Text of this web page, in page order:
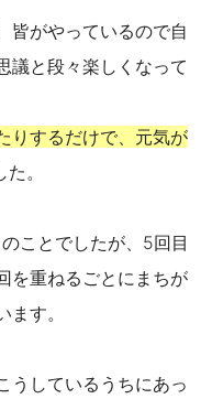
皆がやっているので自
議と段々楽しくなって
りするだけで、元気が
。
ことでしたが、5回目
を重ねるごとにまちが
す。
うしているうちにあっ